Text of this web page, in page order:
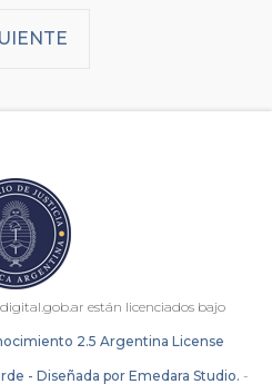
están licenciados bajo
2.5 Argentina License
- Diseñada por Emedara Studio. -